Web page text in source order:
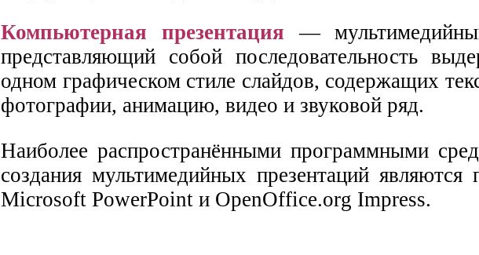
Компьютерная презентация —
представляющий собой последовательность
одном графическом стиле слайдов, содержащих
фотографии, анимацию, видео и звуковой ряд.
Наиболее распространёнными программными
создания мультимедийных презентаций являются
Microsoft PowerPoint и OpenOffice.org Impress.